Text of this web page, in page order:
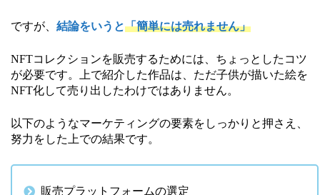
ですが、 結論をいうと「簡単には売れません」
NFTコレクションを販売するためには、ちょっとしたコツ
が必要です。上で紹介した作品は、ただ子供が描いた絵を
NFT化して売り出したわけではありません。
以下のようなマーケティングの要素をしっかりと押さえ、
努力をした上での結果です。
販売プラットフォームの選定